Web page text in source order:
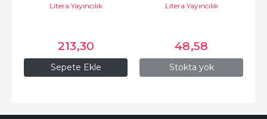
Sepete Ekle
Litera Yayıncılık
213,30
Stokta yok
Lıtera Yayıncılık
48,58